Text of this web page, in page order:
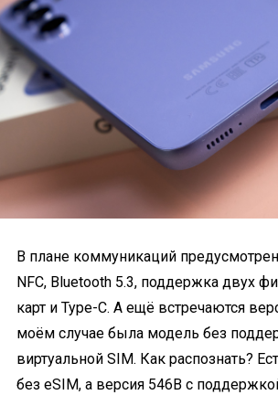
В плане коммуникаций
NFC, Bluetooth 5.3, поддержка двух
карт и Type-C. А ещё встречаются
моём случае была модель без
виртуальной SIM. Как распознать?
без eSIM, а версия 546B с